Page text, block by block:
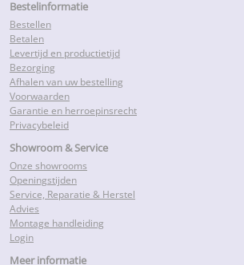
Bestelinformatie
Bestellen
Betalen
Levertijd en productietijd
Bezorging
Afhalen van uw bestelling
Voorwaarden
Garantie en herroepinsrecht
Privacybeleid
Showroom & Service
Onze showrooms
Openingstijden
Service, Reparatie & Herstel
Advies
Montage handleiding
Login
Meer informatie